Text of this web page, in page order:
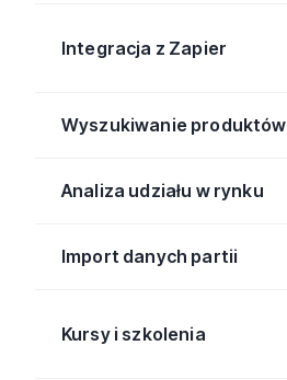
Integracja z Zapier
Wyszukiwanie
Analiza udziału w rynku
Import danych partii
Kursy i szkolenia